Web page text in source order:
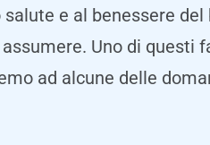
e al benessere del
Uno di questi
ad alcune delle